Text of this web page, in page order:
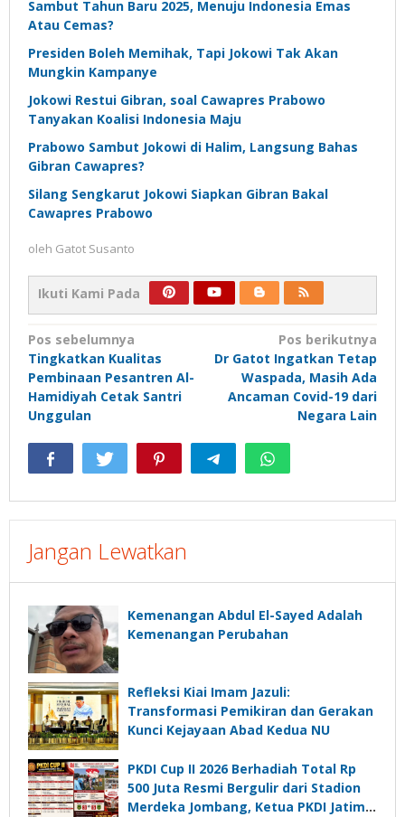
Sambut Tahun Baru 2025, Menuju Indonesia Emas
Atau Cemas?
Presiden Boleh Memihak, Tapi Jokowi Tak Akan
Mungkin Kampanye
Jokowi Restui Gibran, soal Cawapres Prabowo
Tanyakan Koalisi Indonesia Maju
Prabowo Sambut Jokowi di Halim, Langsung Bahas
Gibran Cawapres?
Silang Sengkarut Jokowi Siapkan Gibran Bakal
Cawapres Prabowo
oleh Gatot Susanto
Ikuti Kami Pada
Navigasi
pos
Pos sebelumnya
Tingkatkan Kualitas
Pembinaan Pesantren Al-
Hamidiyah Cetak Santri
Unggulan
Pos berikutnya
Dr Gatot Ingatkan Tetap
Waspada, Masih Ada
Ancaman Covid-19 dari
Negara Lain
Jangan Lewatkan
Kemenangan Abdul El-Sayed Adalah
Kemenangan Perubahan
Refleksi Kiai Imam Jazuli:
Transformasi Pemikiran dan Gerakan
Kunci Kejayaan Abad Kedua NU
PKDI Cup II 2026 Berhadiah Total Rp
500 Juta Resmi Bergulir dari Stadion
Merdeka Jombang, Ketua PKDI Jatim: